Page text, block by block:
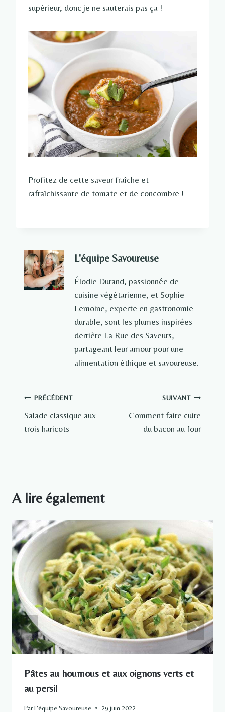
supérieur, donc je ne sauterais pas ça !
Profitez de cette saveur fraîche et
rafraîchissante de tomate et de concombre !
L'équipe Savoureuse
Élodie Durand, passionnée de
cuisine végétarienne, et Sophie
Lemoine, experte en gastronomie
durable, sont les plumes inspirées
derrière La Rue des Saveurs,
partageant leur amour pour une
alimentation éthique et savoureuse.
Navigation
de
PRÉCÉDENT
Salade classique aux
trois haricots
SUIVANT
Comment faire cuire
du bacon au four
A lire également
Pâtes au houmous et aux oignons verts et
au persil
ParL'équipe Savoureuse 29 juin 2022